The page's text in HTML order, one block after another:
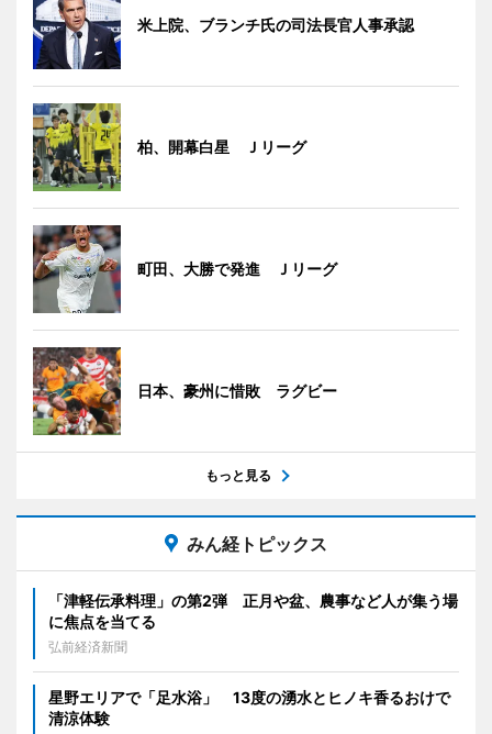
米上院、ブランチ氏の司法長官人事承認
柏、開幕白星 Ｊリーグ
町田、大勝で発進 Ｊリーグ
日本、豪州に惜敗 ラグビー
もっと見る
みん経トピックス
「津軽伝承料理」の第2弾 正月や盆、農事など人が集う場
に焦点を当てる
弘前経済新聞
星野エリアで「足水浴」 13度の湧水とヒノキ香るおけで
清涼体験